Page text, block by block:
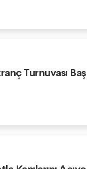
Turnuvası